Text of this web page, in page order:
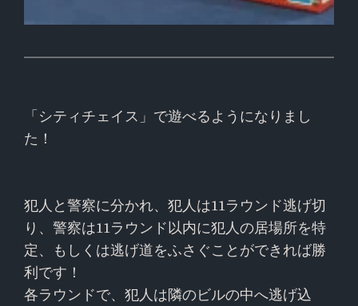
「シティチェイス」で遊べるようになりまし
た！
犯人と警察に分かれ、犯人は11ラウンド逃げ切
り、警察は11ラウンド以内に犯人の居場所を特
定、もしくは逃げ道をふさぐことができれば勝
利です！
各ラウンドで、犯人は隣のビルの中へ逃げ込